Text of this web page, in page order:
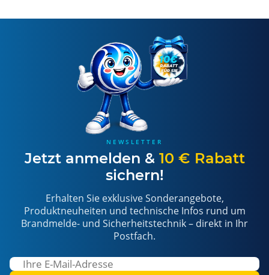
NEWSLETTER
Jetzt anmelden & 10 € Rabatt
sichern!
Erhalten Sie exklusive Sonderangebote,
Produktneuheiten und technische Infos rund um
Brandmelde- und Sicherheitstechnik – direkt in Ihr
Postfach.